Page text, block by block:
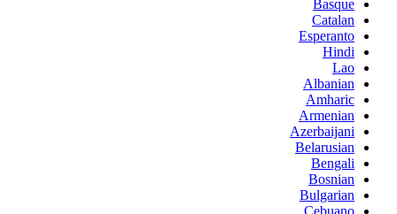
Basque
Catalan
Esperanto
Hindi
Lao
Albanian
Amharic
Armenian
Azerbaijani
Belarusian
Bengali
Bosnian
Bulgarian